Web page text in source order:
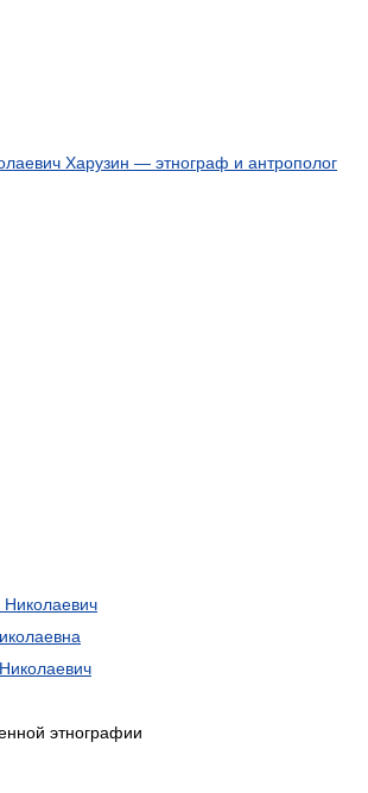
Харузин — этнограф и антрополог
этнографии